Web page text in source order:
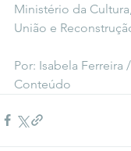
Ministério da
União e
Por: Isabela Ferreira
Conteúdo